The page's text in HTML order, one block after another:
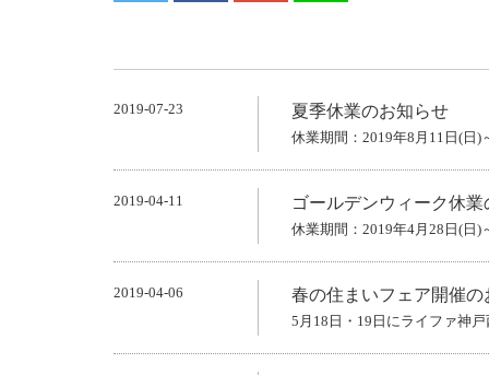
2019-07-23 夏季休業のお知らせ
休業期間：2019年8月11日(日)
2019-04-11 ゴールデンウィーク休業
休業期間：2019年4月28日(日)
2019-04-06 春の住まいフェア開催
5月18日・19日にライファ神